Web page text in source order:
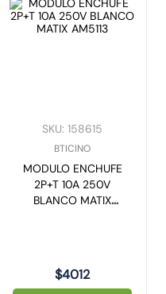
SKU: 158615
BTICINO
MODULO ENCHUFE
2P+T 10A 250V
BLANCO MATIX
$4012